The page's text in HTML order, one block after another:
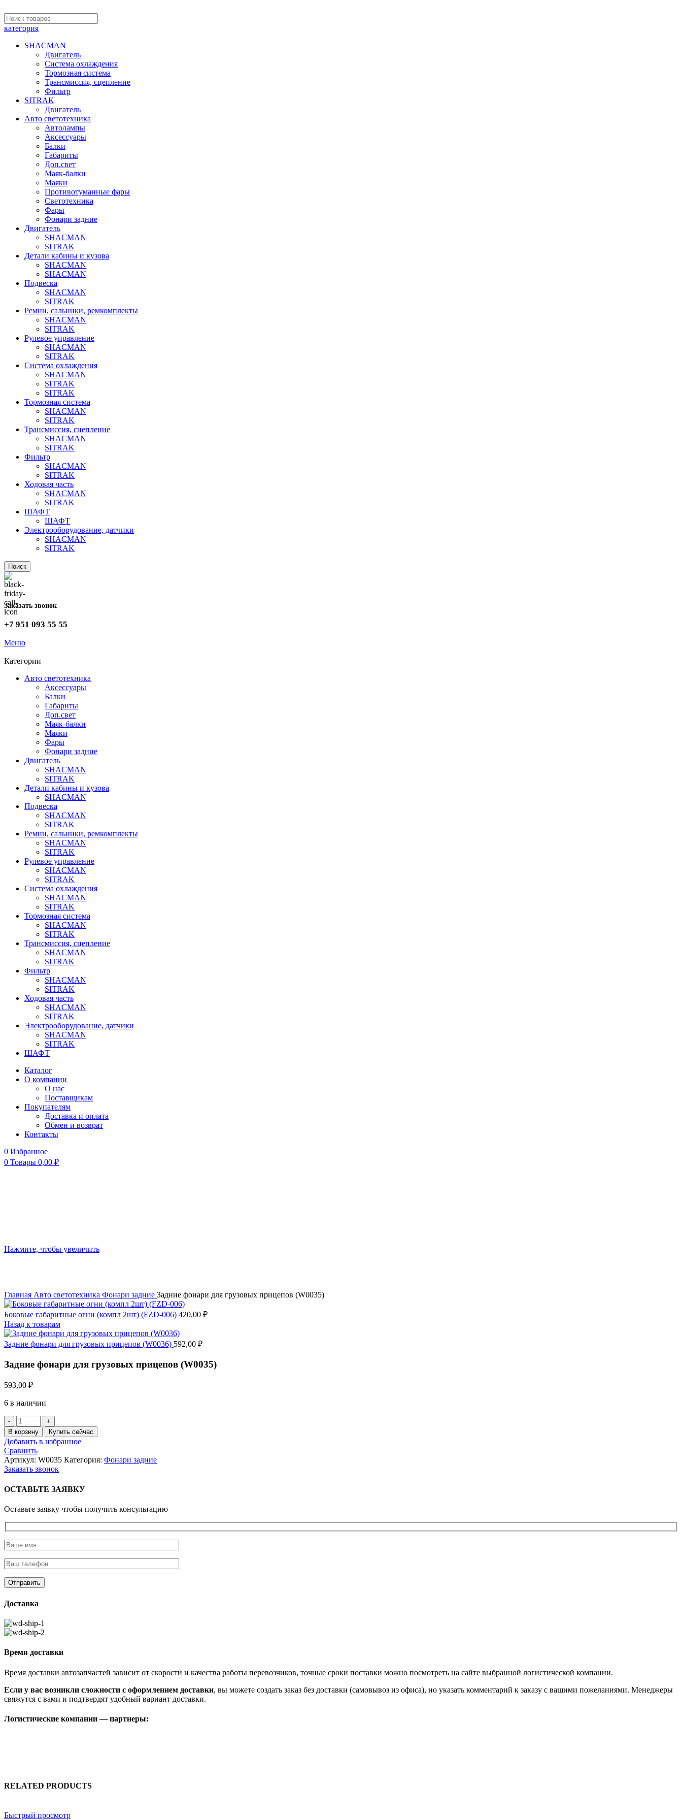
категория
SHACMAN
Двигатель
Система охлаждения
Тормозная система
Трансмиссия, сцепление
Фильтр
SITRAK
Двигатель
Авто светотехника
Автолампы
Аксессуары
Балки
Габариты
Доп.свет
Маяк-балки
Маяки
Противотуманные фары
Светотехника
Фары
Фонари задние
Двигатель
SHACMAN
SITRAK
Детали кабины и кузова
SHACMAN
SHACMAN
Подвеска
SHACMAN
SITRAK
Ремни, сальники, ремкомплекты
SHACMAN
SITRAK
Рулевое управление
SHACMAN
SITRAK
Система охлаждения
SHACMAN
SITRAK
SITRAK
Тормозная система
SHACMAN
SITRAK
Трансмиссия, сцепление
SHACMAN
SITRAK
Фильтр
SHACMAN
SITRAK
Ходовая часть
SHACMAN
SITRAK
ШАФТ
ШАФТ
Электрооборудование, датчики
SHACMAN
SITRAK
Поиск
Заказать звонок
+7 951 093 55 55
Меню
Категории
Авто светотехника
Аксессуары
Балки
Габариты
Доп.свет
Маяк-балки
Маяки
Фары
Фонари задние
Двигатель
SHACMAN
SITRAK
Детали кабины и кузова
SHACMAN
Подвеска
SHACMAN
SITRAK
Ремни, сальники, ремкомплекты
SHACMAN
SITRAK
Рулевое управление
SHACMAN
SITRAK
Система охлаждения
SHACMAN
SITRAK
Тормозная система
SHACMAN
SITRAK
Трансмиссия, сцепление
SHACMAN
SITRAK
Фильтр
SHACMAN
SITRAK
Ходовая часть
SHACMAN
SITRAK
Электрооборудование, датчики
SHACMAN
SITRAK
ШАФТ
Каталог
О компании
О нас
Поставщикам
Покупателям
Доставка и оплата
Обмен и возврат
Контакты
0 Избранное
0 Товары 0,00 ₽
Нажмите, чтобы увеличить
Главная Авто светотехника Фонари задние Задние фонари для грузовых прицепов (W0035)
Боковые габаритные огни (компл 2шт) (FZD-006) 420,00 ₽
Назад к товарам
Задние фонари для грузовых прицепов (W0036) 592,00 ₽
Задние фонари для грузовых прицепов (W0035)
593,00 ₽
6 в наличии
Количество
товара
Задние
фонари
для
грузовых
прицепов
В корзину Купить сейчас
Добавить в избранное
Сравнить
Артикул: W0035 Категория: Фонари задние
Заказать звонок
ОСТАВЬТЕ ЗАЯВКУ
Оставьте заявку чтобы получить консультацию
Доставка
Время доставки
Время доставки автозапчастей зависит от скорости и качества работы перевозчиков, точные сроки поставки можно посмотреть на сайте выбранной логистической компании.
Если у вас возникли сложности с оформлением доставки, вы можете создать заказ без доставки (самовывоз из офиса), но указать комментарий к заказу с вашими пожеланиями. Менеджеры
свяжутся с вами и подтвердят удобный вариант доставки.
Логистические компании — партнеры:
RELATED PRODUCTS
Быстрый просмотр